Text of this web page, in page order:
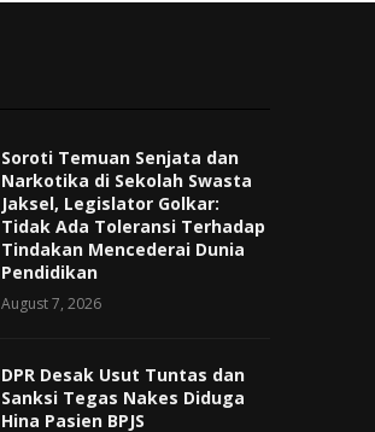
Soroti Temuan Senjata dan
Narkotika di Sekolah Swasta
Jaksel, Legislator Golkar:
Tidak Ada Toleransi Terhadap
Tindakan Mencederai Dunia
Pendidikan
August 7, 2026
DPR Desak Usut Tuntas dan
Sanksi Tegas Nakes Diduga
Hina Pasien BPJS